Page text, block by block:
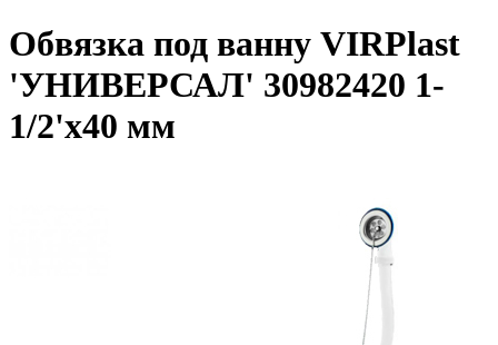
Обвязка под ванну VIRPlast
'УНИВЕРСАЛ' 30982420 1-
1/2'х40 мм